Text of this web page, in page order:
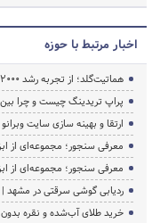
اخبار مرتبط با حوزه
هماتیت‌گلد؛ از تجربه رشد ۲۰۰۰ درصدی تا بحران‌های ناشی از جنگ
پراپ تریدینگ چیست و چرا
ارتقا و بهینه سازی سایت وبرانو
معرفی سنجور؛ مجموعه‌ای از
معرفی سنجور؛ مجموعه‌ای از
ردیابی گوشی سرقتی در مشهد
خرید طلای آب‌شده و نقره